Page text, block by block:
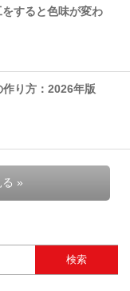
をすると色味が変わ
作り方：2026年版
る »